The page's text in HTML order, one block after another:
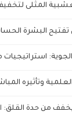
المثلى
تفتيح البشرة
استراتيجيات
وتأثيره
من حدة القلق: